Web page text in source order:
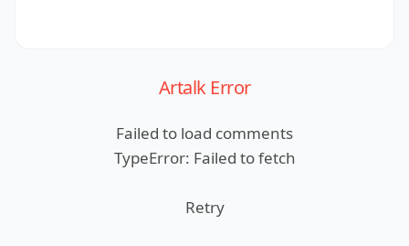
Artalk Error
Failed to load comments
TypeError: Failed to fetch
Retry